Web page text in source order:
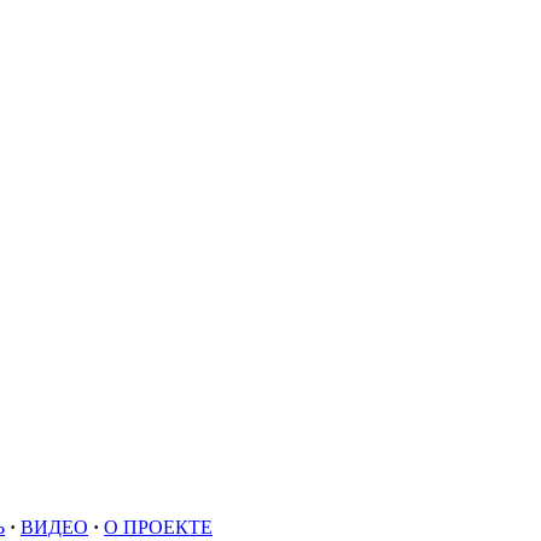
· ВИДЕО · О ПРОЕКТЕ